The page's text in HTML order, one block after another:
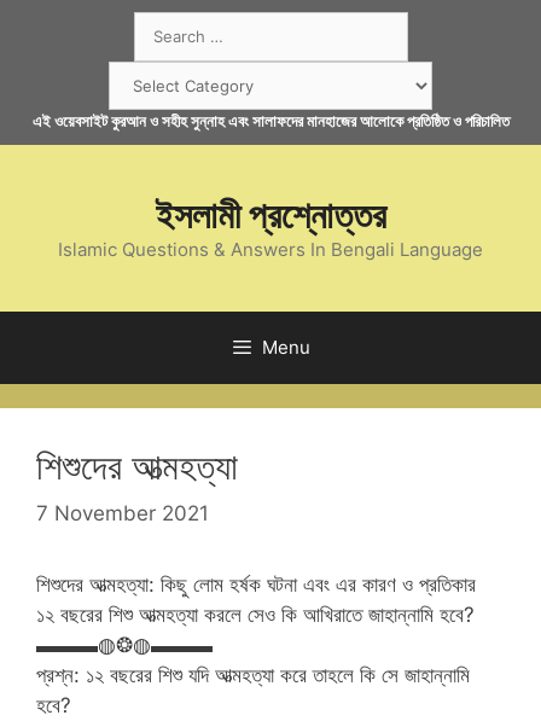
for:
এই ওয়েবসাইট কুরআন ও সহীহ সুন্নাহ এবং সালাফদের মানহাজের আলোকে প্রতিষ্ঠিত ও পরিচালিত
ইসলামী প্রশ্নোত্তর
Islamic Questions & Answers In Bengali Language
Menu
শিশুদের আত্মহত্যা
7 November 2021
শিশুদের আত্মহত্যা: কিছু লোম হর্ষক ঘটনা এবং এর কারণ ও প্রতিকার
১২ বছরের শিশু আত্মহত্যা করলে সেও কি আখিরাতে জাহান্নামি হবে?
▬▬▬◍❂◍▬▬▬
প্রশ্ন: ১২ বছরের শিশু যদি আত্মহত্যা করে তাহলে কি সে জাহান্নামি
হবে?